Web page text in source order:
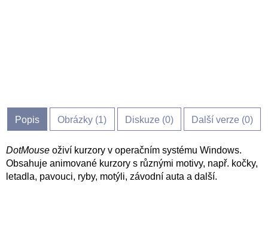
Popis Obrázky (1) Diskuze (0) Další verze (0)
DotMouse oživí kurzory v operačním systému Windows.
Obsahuje animované kurzory s různými motivy, např. kočky,
letadla, pavouci, ryby, motýli, závodní auta a další.